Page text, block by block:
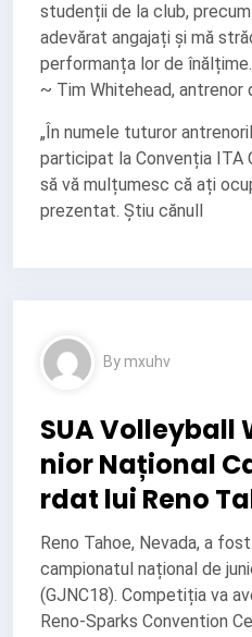
studenții de la club,
adevărat angajați și mă
performanța lor de înălțime.
~ Tim Whitehead, antrenor
„În numele tuturor
participat la Convenția ITA
să vă mulțumesc că ați
prezentat. Știu cănull
By mxuhv
SUA Volleyball
nior Național
rdat lui Reno
Reno Tahoe, Nevada, a
campionatul național de
(GJNC18). Competiția va
Reno-Sparks Convention